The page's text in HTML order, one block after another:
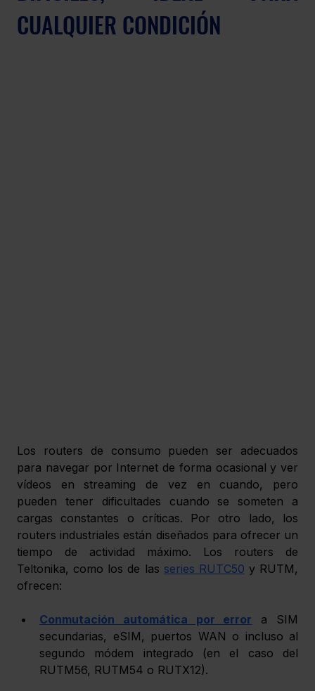
CUALQUIER CONDICIÓN
Los routers de consumo pueden ser adecuados
para navegar por Internet de forma ocasional y ver
vídeos en streaming de vez en cuando, pero
pueden tener dificultades cuando se someten a
cargas constantes o críticas. Por otro lado, los
routers industriales están diseñados para ofrecer un
tiempo de actividad máximo. Los routers de
Teltonika, como los de las series RUTC50 y RUTM,
ofrecen:
Conmutación automática por error a SIM
secundarias, eSIM, puertos WAN o incluso al
segundo módem integrado (en el caso del
RUTM56, RUTM54 o RUTX12).